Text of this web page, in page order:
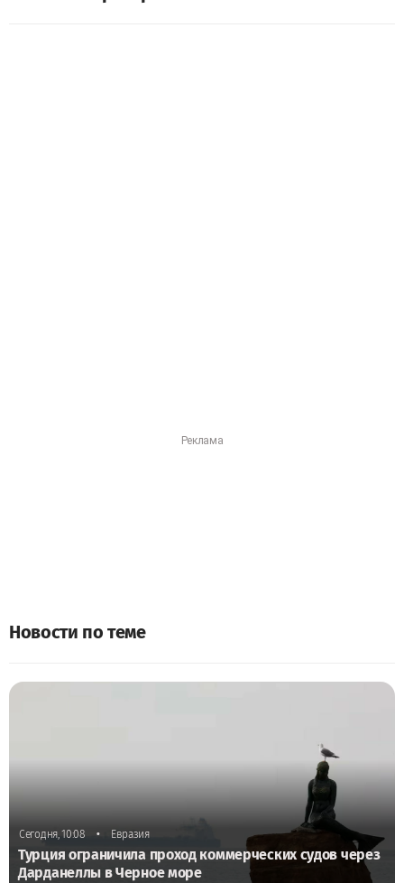
Новости по теме
Сегодня, 10:08 • Евразия
Турция ограничила проход коммерческих судов через
Дарданеллы в Черное море